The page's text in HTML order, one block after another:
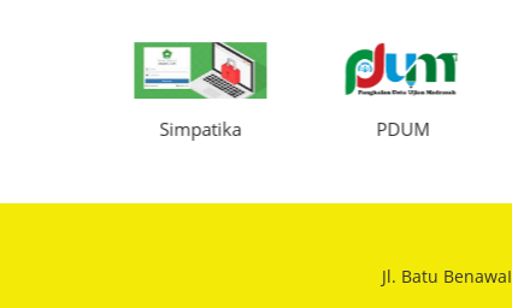
Simpatika PDUM
Jl. Batu